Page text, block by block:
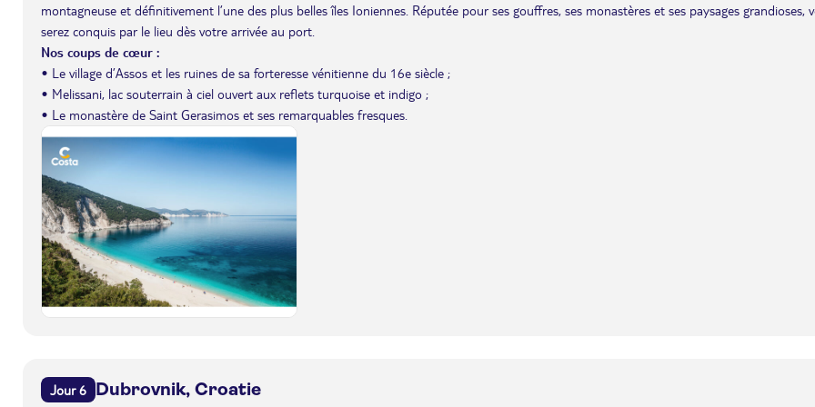
montagneuse et définitivement l’une des plus belles îles Ioniennes. Réputée pour ses gouffres, ses monastères et ses paysages grandioses,
serez conquis par le lieu dès votre arrivée au port.
Nos coups de cœur :
• Le village d’Assos et les ruines de sa forteresse vénitienne du 16e siècle ;
• Melissani, lac souterrain à ciel ouvert aux reflets turquoise et indigo ;
• Le monastère de Saint Gerasimos et ses remarquables fresques.
Jour 6 Dubrovnik, Croatie